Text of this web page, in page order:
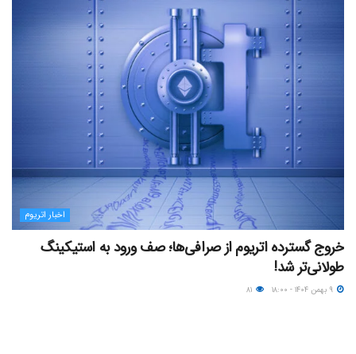
اخبار اتریوم
خروج گسترده اتریوم از صرافی‌ها؛ صف ورود به استیکینگ
طولانی‌تر شد!